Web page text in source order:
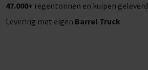
47.000+ regentonnen en kuipen geleverd
Levering met eigen Barrel Truck